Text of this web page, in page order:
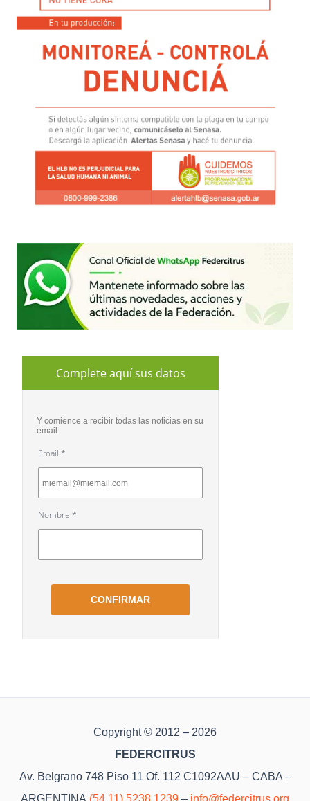
Copyright © 2012 – 2026
FEDERCITRUS
Av. Belgrano 748 Piso 11 Of. 112 C1092AAU – CABA –